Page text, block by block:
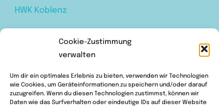
Cookie-Zustimmung
verwalten
Um dir ein optimales Erlebnis zu bieten, verwenden wir Technologien
wie Cookies, um Geräteinformationen zu speichern und/oder darauf
zuzugreifen. Wenn du diesen Technologien zustimmst, können wir
Daten wie das Surfverhalten oder eindeutige IDs auf dieser Website
HWK Koblenz